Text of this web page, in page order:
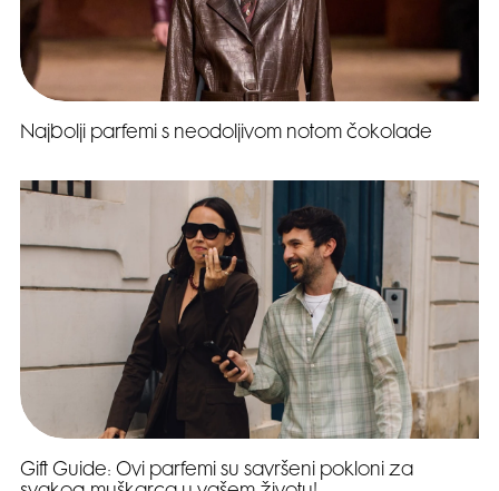
Najbolji parfemi s neodoljivom notom čokolade
Gift Guide: Ovi parfemi su savršeni pokloni za